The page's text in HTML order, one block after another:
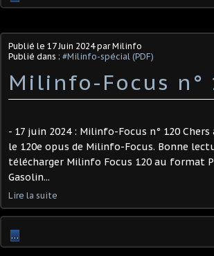
Publié le 17 Juin 2024par Milinfo
Publié dans : #Milinfo-spécial (PDF)
Milinfo-Focus n°
- 17 juin 2024 : Milinfo-Focus n° 120
le 120e opus de Milinfo-Focus. Bonne
télécharger Milinfo Focus 120 au format
Gasolin...
Lire la suite
…